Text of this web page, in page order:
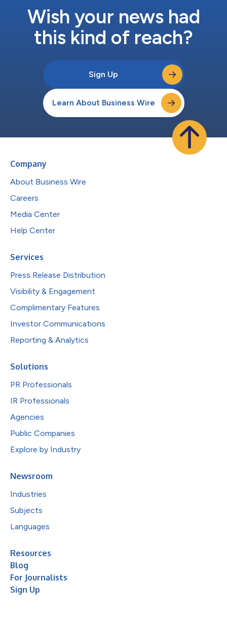
Wish your news had
this kind of reach?
Sign Up
Learn About Business Wire
Company
About Business Wire
Careers
Media Center
Help Center
Services
Press Release Distribution
Visibility & Engagement
Complimentary Features
Investor Communications
Reporting & Analytics
Solutions
PR Professionals
IR Professionals
Agencies
Public Companies
Explore by Industry
Newsroom
Industries
Subjects
Languages
Resources
Blog
For Journalists
Sign Up